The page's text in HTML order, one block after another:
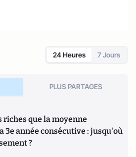
conférencier pour
nouvelles technologies et les
et journaliste.
24 Heures 7 Jours
PLUS PARTAGES
riches que la moyenne
3e année consécutive : jusqu'où
?